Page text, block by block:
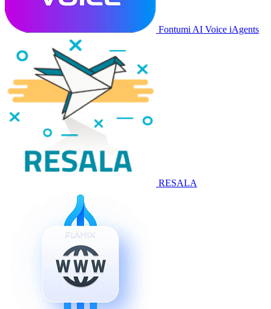
Fontumi AI Voice iAgents
RESALA